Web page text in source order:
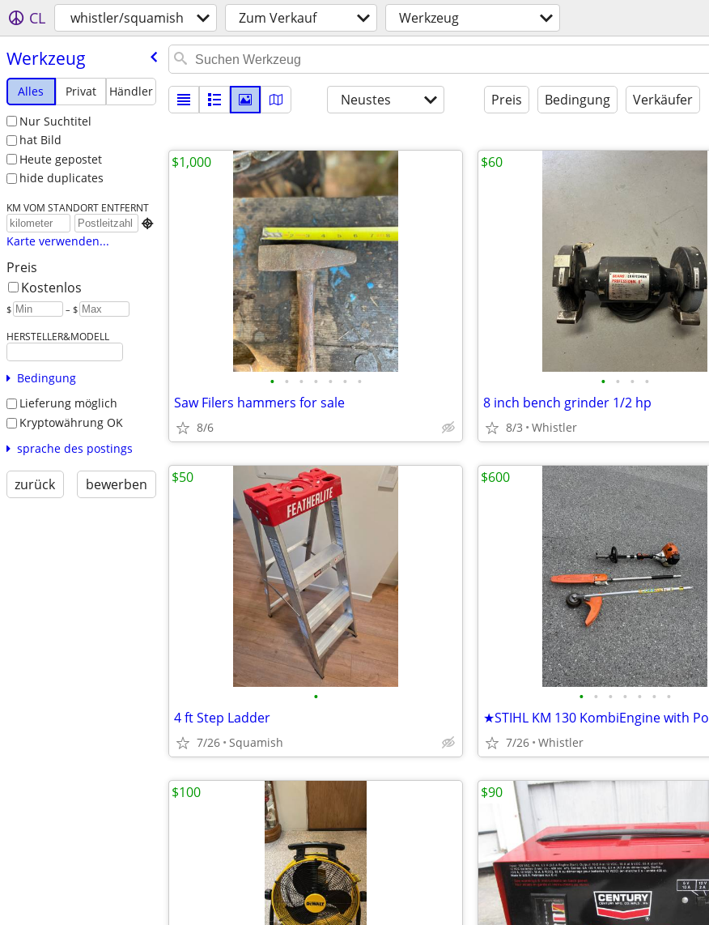
CL whistler/squamish Zum Verkauf Werkzeug
Werkzeug
Alles Privat
Händler
Nur Suchtitel
hat Bild
Heute gepostet
hide duplicates
KM VOM STANDORT ENTFERNT

Karte verwenden...
Preis
Kostenlos
$ – $
HERSTELLER&MODELL
Bedingung
Lieferung möglich
Kryptowährung OK
sprache des postings
zurück bewerben
Neustes Preis Bedingung Verkäufer
• • • • • • •
Saw Filers hammers for sale
8/6
$1,000
• • • •
8 inch bench grinder 1/2 hp
8/3 Whistler
$60
•
4 ft Step Ladder
7/26 Squamish
$50
• • • • • • •
7/26 Whistler
$600
$100 $90